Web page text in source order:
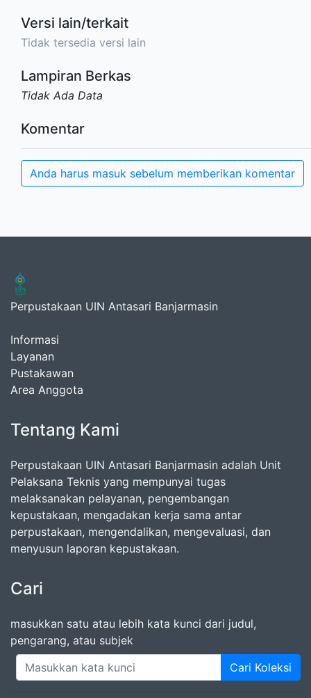
Versi lain/terkait
Tidak tersedia versi lain
Lampiran Berkas
Tidak Ada Data
Komentar
Anda harus masuk sebelum memberikan komentar
Perpustakaan UIN Antasari Banjarmasin
Informasi
Layanan
Pustakawan
Area Anggota
Tentang Kami
Perpustakaan UIN Antasari Banjarmasin adalah Unit
Pelaksana Teknis yang mempunyai tugas
melaksanakan pelayanan, pengembangan
kepustakaan, mengadakan kerja sama antar
perpustakaan, mengendalikan, mengevaluasi, dan
menyusun laporan kepustakaan.
Cari
masukkan satu atau lebih kata kunci dari judul,
pengarang, atau subjek
Cari Koleksi